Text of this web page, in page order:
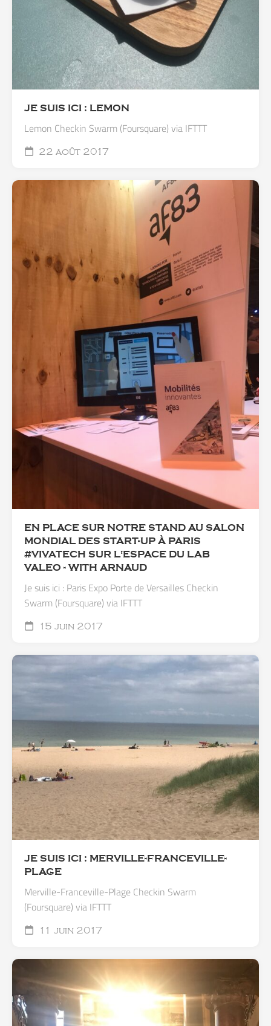
JE SUIS ICI : LEMON
Lemon Checkin Swarm (Foursquare) via IFTTT
22 août 2017
EN PLACE SUR NOTRE STAND AU SALON
MONDIAL DES START-UP À PARIS
#VIVATECH SUR L'ESPACE DU LAB
VALEO - WITH ARNAUD
Je suis ici : Paris Expo Porte de Versailles Checkin
Swarm (Foursquare) via IFTTT
15 juin 2017
JE SUIS ICI : MERVILLE-FRANCEVILLE-
PLAGE
Merville-Franceville-Plage Checkin Swarm
(Foursquare) via IFTTT
11 juin 2017